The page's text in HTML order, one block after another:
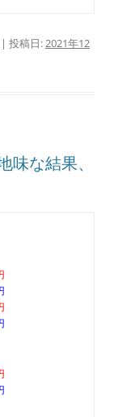
| 投稿日: 2021年12
な結果、
12480円
4800円
12560円
3370円
12560円
3370円